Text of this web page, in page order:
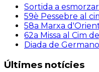
Sortida a
59è Pessebre al
58a Marxa
62a Missa al Cim
Diada de
Últimes notícies